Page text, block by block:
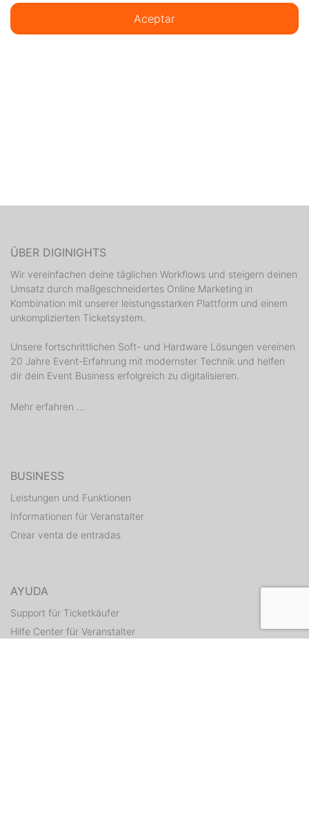
Aceptar
ÜBER DIGINIGHTS
Wir vereinfachen deine täglichen Workflows und steigern deinen
Umsatz durch maßgeschneidertes Online Marketing in
Kombination mit unserer leistungsstarken Plattform und einem
unkomplizierten Ticketsystem.
Unsere fortschrittlichen Soft- und Hardware Lösungen vereinen
20 Jahre Event-Erfahrung mit modernster Technik und helfen
dir dein Event Business erfolgreich zu digitalisieren.
Mehr erfahren ...
BUSINESS
Leistungen und Funktionen
Informationen für Veranstalter
Crear venta de entradas
AYUDA
Support für Ticketkäufer
Hilfe Center für Veranstalter